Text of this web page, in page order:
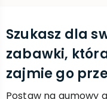
Szukasz dla
zabawki,
zajmie go
Postaw na gumowy